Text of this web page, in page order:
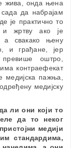
жива, онда њена
да набрајам
је практично то
и жртву ако је
а свакако њену
и грађане, јер
оштро,
контраефекат
пажња,
медијску
ли они који то
да то неког
медији
стандардима,